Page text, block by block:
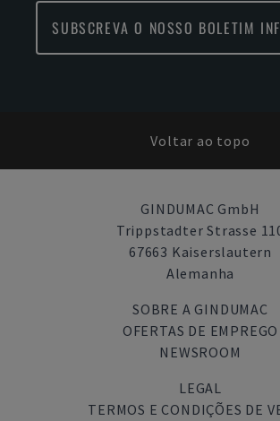
SUBSCREVA O NOSSO BOLETIM
Voltar ao topo
GINDUMAC GmbH
Trippstadter Strasse
67663 Kaiserslautern
Alemanha
SOBRE A GINDUMAC
OFERTAS DE EMPREGO
NEWSROOM
LEGAL
TERMOS E CONDIÇÕES DE